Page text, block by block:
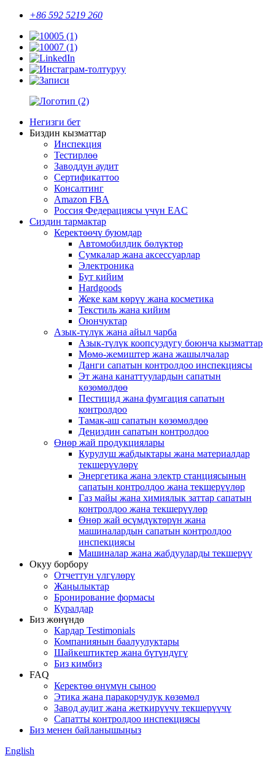
+86 592 5219 260
Негизги бет
Биздин кызматтар
Инспекция
Тестирлөө
Заводдун аудит
Сертификаттоо
Консалтинг
Amazon FBA
Россия Федерациясы үчүн EAC
Сиздин тармактар
Керектөөчү буюмдар
Автомобилдик бөлүктөр
Сумкалар жана аксессуарлар
Электроника
Бут кийим
Hardgoods
Жеке кам көрүү жана косметика
Текстиль жана кийим
Оюнчуктар
Азык-түлүк жана айыл чарба
Азык-түлүк коопсуздугу боюнча кызматтар
Мөмө-жемиштер жана жашылчалар
Данги сапатын контролдоо инспекциясы
Эт жана канаттуулардын сапатын
көзөмөлдөө
Пестицид жана фумгация сапатын
контролдоо
Тамак-аш сапатын көзөмөлдөө
Деңиздин сапатын контролдоо
Өнөр жай продукциялары
Курулуш жабдыктары жана материалдар
текшерүүлөрү
Энергетика жана электр станциясынын
сапатын контролдоо жана текшерүүлөр
Газ майы жана химиялык заттар сапатын
контролдоо жана текшерүүлөр
Өнөр жай өсүмдүктөрүн жана
машиналардын сапатын контролдоо
инспекциясы
Машиналар жана жабдууларды текшерүү
Окуу борбору
Отчеттун үлгүлөрү
Жаңылыктар
Бронирование формасы
Куралдар
Биз жөнүндө
Кардар Testimonials
Компаниянын баалуулуктары
Шайкештиктер жана бүтүндүгү
Биз кимбиз
FAQ
Керектөө өнүмүн сыноо
Этика жана паракорчулук көзөмөл
Завод аудит жана жеткирүүчү текшерүүчү
Сапатты контролдоо инспекциясы
Биз менен байланышыңыз
English